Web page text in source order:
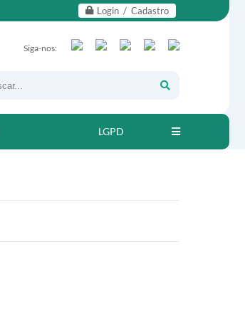
Login / Cadastro
Siga-nos:
LGPD